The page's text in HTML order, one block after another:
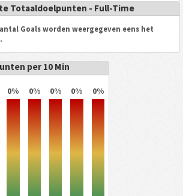
Totaaldoelpunten - Full-Time
Goals worden weergegeven eens het
per 10 Min
0% 0% 0% 0% 0%